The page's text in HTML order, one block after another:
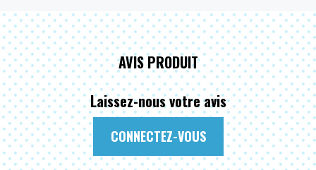
AVIS PRODUIT
Laissez-nous votre avis
CONNECTEZ-VOUS